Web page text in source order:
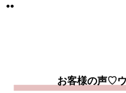
●●
お客様の声♡